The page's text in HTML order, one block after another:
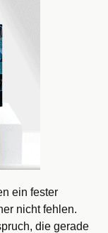
ein fester
nicht fehlen.
die gerade